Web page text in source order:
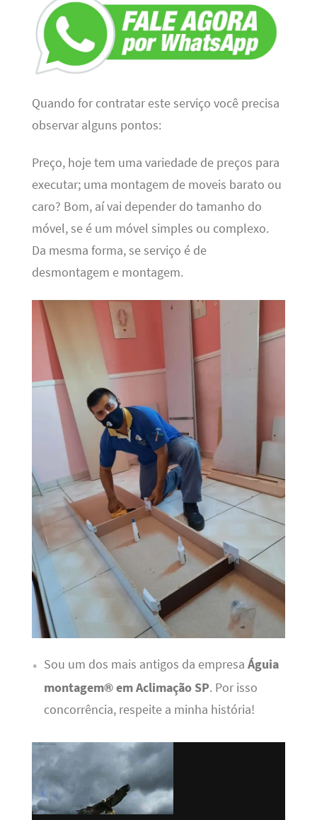
Quando for contratar este serviço você precisa
observar alguns pontos:
Preço, hoje tem uma variedade de preços para
executar; uma montagem de moveis barato ou
caro? Bom, aí vai depender do tamanho do
móvel, se é um móvel simples ou complexo.
Da mesma forma, se serviço é de
desmontagem e montagem.
Sou um dos mais antigos da empresa Águia
montagem® em Aclimação SP. Por isso
concorrência, respeite a minha história!